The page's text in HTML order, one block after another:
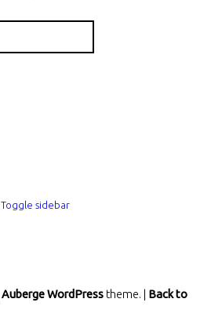
Toggle sidebar
AubergeWordPresstheme.
Back to